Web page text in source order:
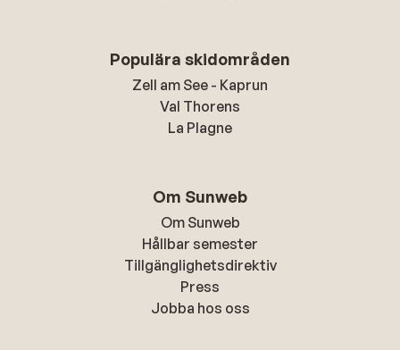
Populära skidområden
Zell am See - Kaprun
Val Thorens
La Plagne
Om Sunweb
Om Sunweb
Hållbar semester
Tillgänglighetsdirektiv
Press
Jobba hos oss